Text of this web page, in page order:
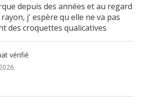
depuis des années et au regard
j' espère qu elle ne va pas
des croquettes qualicatives
vérifié